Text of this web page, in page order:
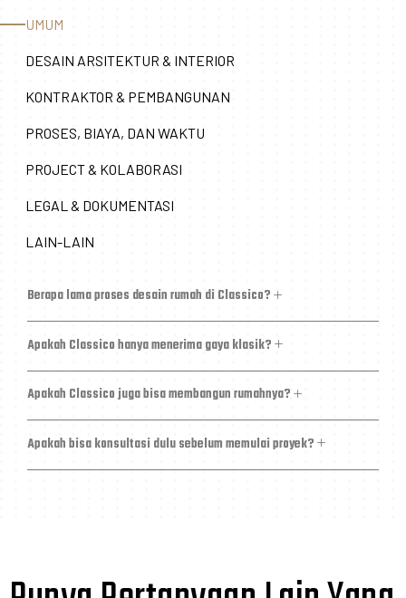
UMUM
DESAIN ARSITEKTUR & INTERIOR
KONTRAKTOR & PEMBANGUNAN
PROSES, BIAYA, DAN WAKTU
PROJECT & KOLABORASI
LEGAL & DOKUMENTASI
LAIN-LAIN
Berapa lama proses desain rumah di Classico?
Apakah Classico hanya menerima gaya klasik?
Apakah Classico juga bisa membangun rumahnya?
Apakah bisa konsultasi dulu sebelum memulai proyek?